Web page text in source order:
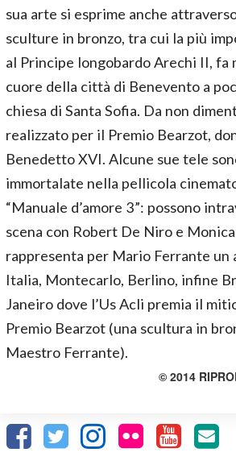
sua arte si esprime anche
sculture in bronzo, tra cui la più
al Principe longobardo Arechi II, fa
cuore della città di Benevento a
chiesa di Santa Sofia. Da non
realizzato per il Premio Bearzot,
Benedetto XVI. Alcune sue tele
immortalate nella pellicola
“Manuale d’amore 3”: possono
scena con Robert De Niro e
rappresenta per Mario Ferrante un
Italia, Montecarlo, Berlino, infine
Janeiro dove l’Us Acli premia il
Premio Bearzot (una scultura in
Maestro Ferrante).
© 2014